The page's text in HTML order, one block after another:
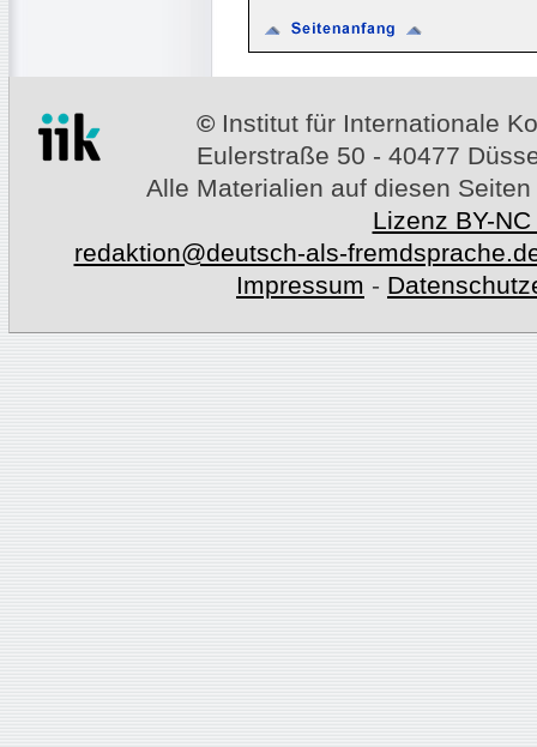
© Institut für Internationale
Eulerstraße 50 - 40477
Alle Materialien auf diesen
Lizenz BY-
redaktion@deutsch-als-
Impressum -